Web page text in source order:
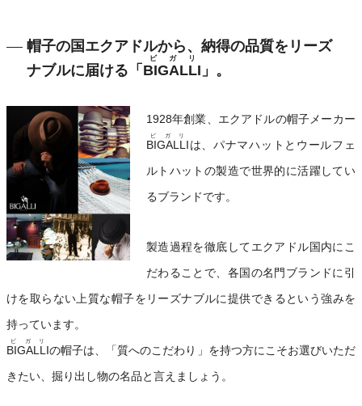
帽子の国エクアドルから、納得の品質をリーズ
ナブルに届ける「 BIGALLI
ビガリ
」。
1928年創業、エクアドルの帽子メーカー
BIGALLI
ビガリ
は、パナマハットとウールフェ
ルトハットの製造で世界的に活躍してい
るブランドです。
製造過程を徹底してエクアドル国内にこ
だわることで、各国の名門ブランドに引
けを取らない上質な帽子をリーズナブルに提供できるという強みを
持っています。
BIGALLI
ビガリ
の帽子は、「質へのこだわり」を持つ方にこそお選びいただ
きたい、掘り出し物の名品と言えましょう。